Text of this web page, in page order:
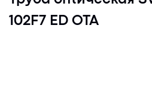
102F7 ED OTA